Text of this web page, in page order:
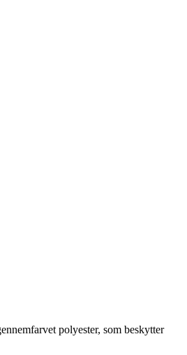
polyester, som beskytter